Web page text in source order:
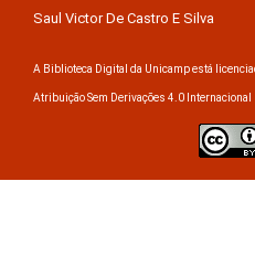
Saul Victor De Castro E Silva
A Biblioteca Digital da Unicamp está
Atribuição Sem Derivações 4.0 Internacional